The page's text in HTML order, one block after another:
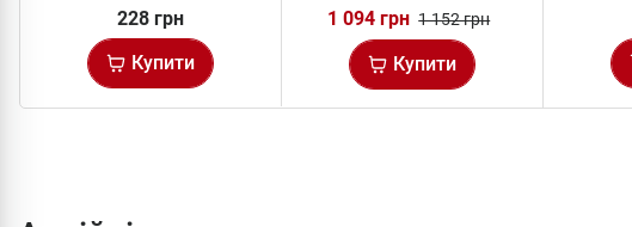
228 грн
Купити
1 094 грн 1 152 грн
Купити